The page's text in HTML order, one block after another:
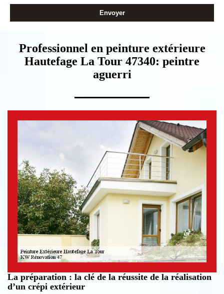
Professionnel en peinture extérieure
Hautefage La Tour 47340: peintre
aguerri
La préparation : la clé de la réussite de la réalisation
d’un crépi extérieur